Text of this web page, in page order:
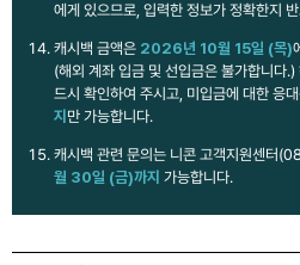
에게 있으므로, 입력한 정보가 정확한지
캐시백 금액은 2026년 10월 15일 (목)
(해외 계좌 입금 및 선입금은 불가합니다
드시 확인하여 주시고, 미입금에 대한 응
지 만 가능합니다.
캐시백 관련 문의는 니콘 고객지원센
월 30일 (금)까지 가능합니다.